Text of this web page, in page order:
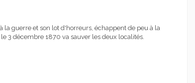
la guerre et son lot d'horreurs, échappent de peu à la
3 décembre 1870 va sauver les deux localités.